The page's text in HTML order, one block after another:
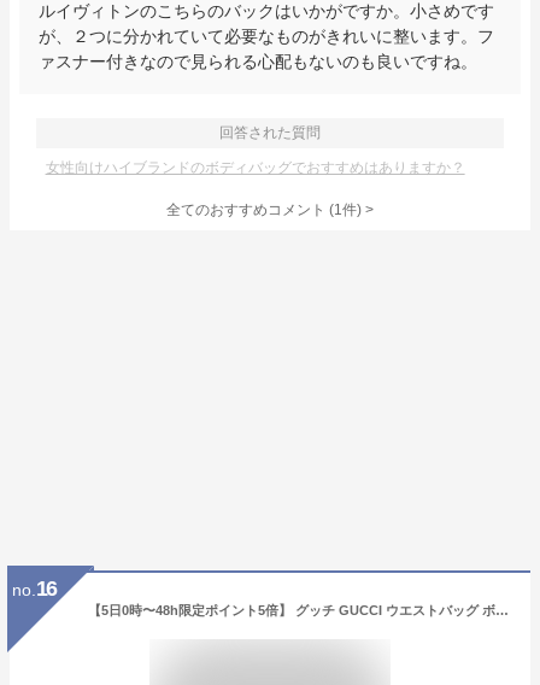
ルイヴィトンのこちらのバックはいかがですか。小さめです
が、２つに分かれていて必要なものがきれいに整います。フ
ァスナー付きなので見られる心配もないのも良いですね。
回答された質問
女性向けハイブランドのボディバッグでおすすめはありますか？
全てのおすすめコメント (1件) >
no. 16
【5日0時〜48h限定ポイント5倍】 グッチ GUCCI ウエストバッグ ボディバッグ 733240 92THG 8563 ベージュ＆エボニー ラージ ベルトバッグ